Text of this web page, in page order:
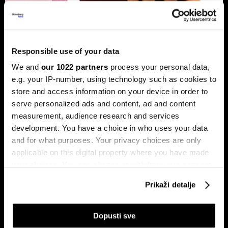
Responsible use of your data
We and our 1022 partners process your personal data,
e.g. your IP-number, using technology such as cookies to
store and access information on your device in order to
serve personalized ads and content, ad and content
measurement, audience research and services
development. You have a choice in who uses your data
and for what purposes. Your privacy choices are only
applicable on this digital property where you have made
If you allow, we would also like to:
Prikaži detalje
Dopusti sve
Banke traže veći limit za potrošačke
kredite: Prag od 50.000 KM prenizak
potrošačke, odnosno nenamjenske kredite sa sadašnjih
50.000 KM, tvrdeći da taj prag više ne odgovara rastu
plata i životnih troškova.
plaćanja sada dostupna
Transferi do 5.000 KM za svega